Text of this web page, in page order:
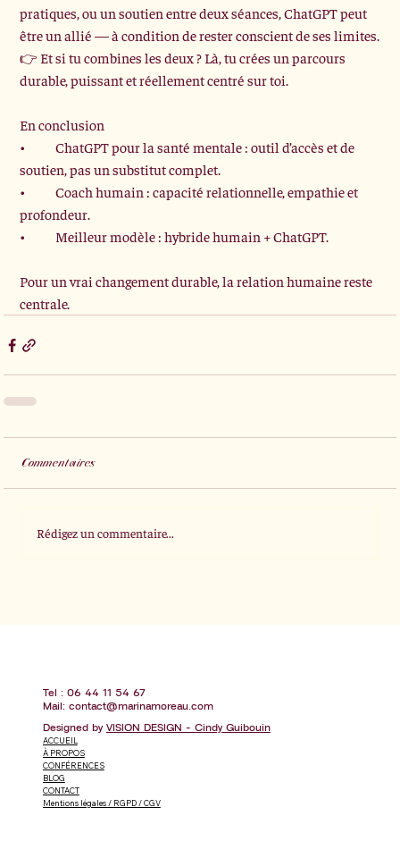
pratiques, ou un soutien entre deux séances, ChatGPT peut
être un allié — à condition de rester conscient de ses limites.
👉 Et si tu combines les deux ? Là, tu crées un parcours
durable, puissant et réellement centré sur toi.
En conclusion
•	ChatGPT pour la santé mentale : outil d’accès et de
soutien, pas un substitut complet.
•	Coach humain : capacité relationnelle, empathie et
profondeur.
•	Meilleur modèle : hybride humain + ChatGPT.
Pour un vrai changement durable, la relation humaine reste
centrale.
Commentaires
Rédigez un commentaire...
Tel : 06 44 11 54 67
Mail: contact@marinamoreau.com
Designed by VISION DESIGN - Cindy Guibouin
ACCUEIL
À PROPOS
CONFÉRENCES
BLOG
CONTACT
Mentions légales / RGPD / CGV